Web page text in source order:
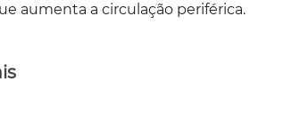
aumenta a circulação periférica.